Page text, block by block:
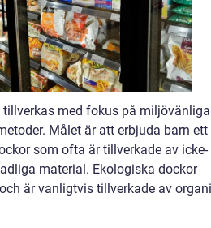
med fokus på
Målet är att erbjuda barn ett
som ofta är tillverkade av icke-
material. Ekologiska dockor
är vanligtvis tillverkade av